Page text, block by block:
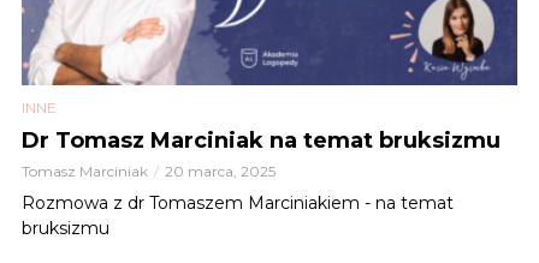
INNE
Dr Tomasz Marciniak na temat bruksizmu
Tomasz Marciniak 20 marca, 2025
Rozmowa z dr Tomaszem Marciniakiem - na temat
bruksizmu